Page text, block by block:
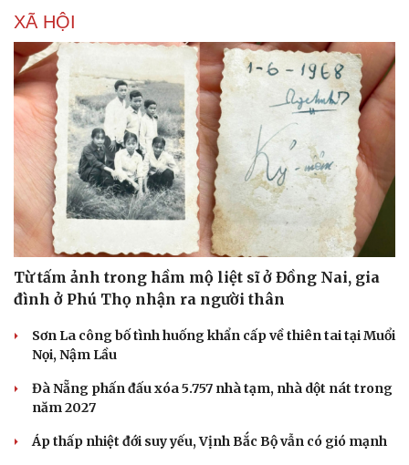
Du lịch
Tư vấn
Săn Tour
check-in
Câu chuyện thời sự
Đọc truyện đêm khuya
Cửa sổ tình yêu
Kể chuyện cho bé
Hạt giống tâm hồn
XÃ HỘI
Từ tấm ảnh trong hầm mộ liệt sĩ ở Đồng Nai, gia
đình ở Phú Thọ nhận ra người thân
Sơn La công bố tình huống khẩn cấp về thiên tai tại Muổi
Nọi, Nậm Lầu
Đà Nẵng phấn đấu xóa 5.757 nhà tạm, nhà dột nát trong
năm 2027
Áp thấp nhiệt đới suy yếu, Vịnh Bắc Bộ vẫn có gió mạnh